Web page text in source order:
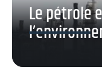
Le pétrole